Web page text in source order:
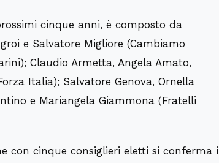
cinque anni, è composto da
e Salvatore Migliore (Cambiamo
Claudio Armetta, Angela Amato,
Italia); Salvatore Genova, Ornella
e Mariangela Giammona (Fratelli
con cinque consiglieri eletti si conferma